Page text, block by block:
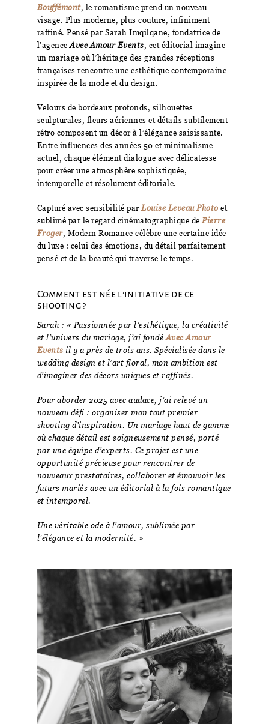
Bouffémont, le romantisme prend un nouveau
visage. Plus moderne, plus couture, infiniment
raffiné. Pensé par Sarah Imqilqane, fondatrice de
l’agenceAvec Amour Events, cet éditorial imagine
un mariage où l’héritage des grandes réceptions
françaises rencontre une esthétique contemporaine
inspirée de la mode et du design.
Velours de bordeaux profonds, silhouettes
sculpturales, fleurs aériennes et détails subtilement
rétro composent un décor à l’élégance saisissante.
Entre influences des années 50 et minimalisme
actuel, chaque élément dialogue avec délicatesse
pour créer une atmosphère sophistiquée,
intemporelle et résolument éditoriale.
Capturé avec sensibilité parLouise Leveau Photo et
sublimé par le regard cinématographique de Pierre
Froger, Modern Romance célèbre une certaine idée
du luxe : celui des émotions, du détail parfaitement
pensé et de la beauté qui traverse le temps.
Comment est née l’initiative de ce
shooting ?
Sarah : « Passionnée par l’esthétique, la créativité
et l’univers du mariage, j’ai fondéAvec Amour
Events il y a près de trois ans. Spécialisée dans le
wedding design et l’art floral, mon ambition est
d’imaginer des décors uniques et raffinés.
Pour aborder 2025 avec audace, j’ai relevé un
nouveau défi : organiser mon tout premier
shooting d’inspiration. Un mariage haut de gamme
où chaque détail est soigneusement pensé, porté
par une équipe d’experts. Ce projet est une
opportunité précieuse pour rencontrer de
nouveaux prestataires, collaborer et émouvoir les
futurs mariés avec un éditorial à la fois romantique
et intemporel.
Une véritable ode à l’amour, sublimée par
l’élégance et la modernité. »